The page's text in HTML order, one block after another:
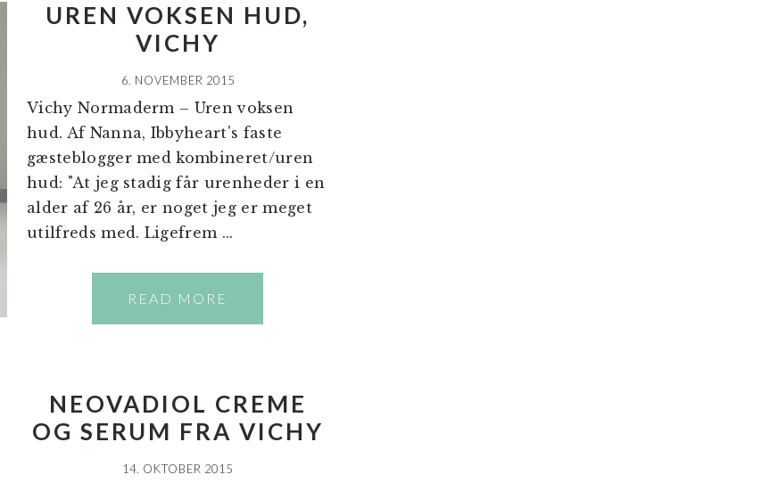
UREN VOKSEN HUD,
VICHY
6. NOVEMBER 2015
Vichy Normaderm – Uren voksen
hud. Af Nanna, Ibbyheart's faste
gæsteblogger med kombineret/uren
hud: "At jeg stadig får urenheder i en
alder af 26 år, er noget jeg er meget
utilfreds med. Ligefrem ...
READ MORE
NEOVADIOL CREME
OG SERUM FRA VICHY
14. OKTOBER 2015